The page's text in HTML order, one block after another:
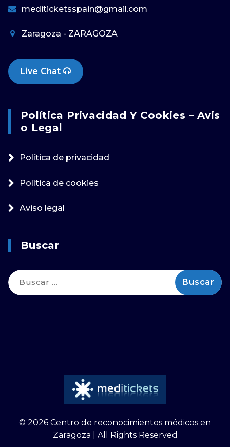
mediticketsspain@gmail.com
Zaragoza - ZARAGOZA
Live Chat
Política Privacidad Y Cookies – Avis
O Legal
Política de privacidad
Política de cookies
Aviso legal
Buscar
Buscar:
© 2026 Centro de reconocimientos médicos en
Zaragoza | All Rights Reserved